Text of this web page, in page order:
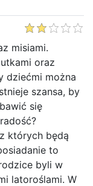
misiami.
oraz
dziećmi można
szansa, by
się
których będą
to
byli w
latoroślami. W